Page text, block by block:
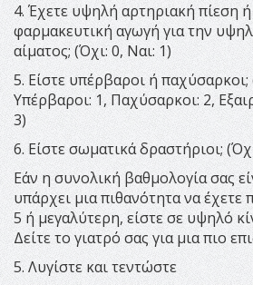
4. Έχετε υψηλή αρτηριακή πίεση ή
φαρμακευτική αγωγή για την
αίματος; (Όχι: 0, Ναι: 1)
5. Είστε υπέρβαροι ή
Υπέρβαροι: 1, Παχύσαρκοι: 2,
3)
6. Είστε σωματικά δραστήριοι;
Εάν η συνολική βαθμολογία σας
υπάρχει μια πιθανότητα να έχετε
5 ή μεγαλύτερη, είστε σε υψηλό
Δείτε το γιατρό σας για μια πιο
5. Λυγίστε και τεντώστε